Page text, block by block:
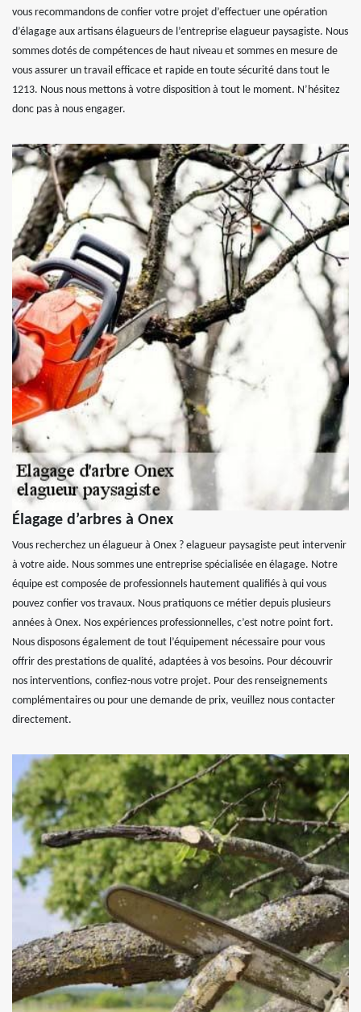
vous recommandons de confier votre projet d’effectuer une opération
d’élagage aux artisans élagueurs de l’entreprise elagueur paysagiste. Nous
sommes dotés de compétences de haut niveau et sommes en mesure de
vous assurer un travail efficace et rapide en toute sécurité dans tout le
1213. Nous nous mettons à votre disposition à tout le moment. N’hésitez
donc pas à nous engager.
Élagage d’arbres à Onex
Vous recherchez un élagueur à Onex ? elagueur paysagiste peut intervenir
à votre aide. Nous sommes une entreprise spécialisée en élagage. Notre
équipe est composée de professionnels hautement qualifiés à qui vous
pouvez confier vos travaux. Nous pratiquons ce métier depuis plusieurs
années à Onex. Nos expériences professionnelles, c’est notre point fort.
Nous disposons également de tout l’équipement nécessaire pour vous
offrir des prestations de qualité, adaptées à vos besoins. Pour découvrir
nos interventions, confiez-nous votre projet. Pour des renseignements
complémentaires ou pour une demande de prix, veuillez nous contacter
directement.